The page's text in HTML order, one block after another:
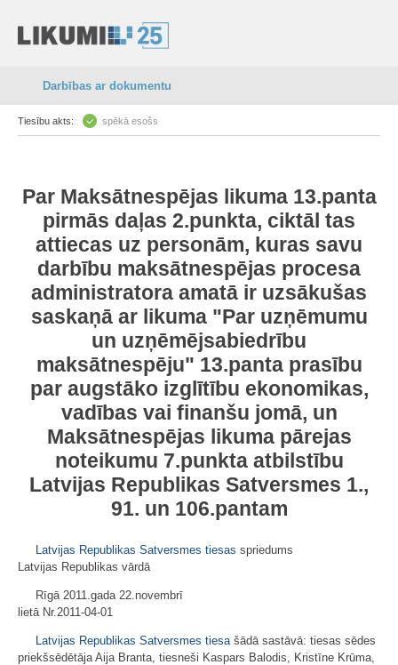
Darbības ar dokumentu
Tiesību akts: spēkā esošs
Par Maksātnespējas likuma 13.panta
pirmās daļas 2.punkta, ciktāl tas
attiecas uz personām, kuras savu
darbību maksātnespējas procesa
administratora amatā ir uzsākušas
saskaņā ar likuma "Par uzņēmumu
un uzņēmējsabiedrību
maksātnespēju" 13.pantaprasību
par augstāko izglītību ekonomikas,
vadības vai finanšu jomā, un
Maksātnespējas likumapārejas
noteikumu 7.punkta atbilstību
Latvijas Republikas Satversmes 1.,
91. un 106.pantam
Latvijas Republikas Satversmes tiesas spriedums
Latvijas Republikas vārdā
Rīgā 2011.gada 22.novembrī
lietā Nr.2011-04-01
Latvijas Republikas Satversmes tiesašādā sastāvā: tiesas sēdes
priekšsēdētāja Aija Branta, tiesneši Kaspars Balodis, Kristīne Krūma,